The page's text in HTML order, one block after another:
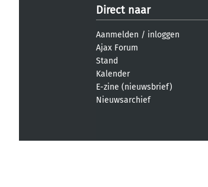
Direct naar
Aanmelden / inloggen
Ajax Forum
Stand
Kalender
E-zine (nieuwsbrief)
Nieuwsarchief